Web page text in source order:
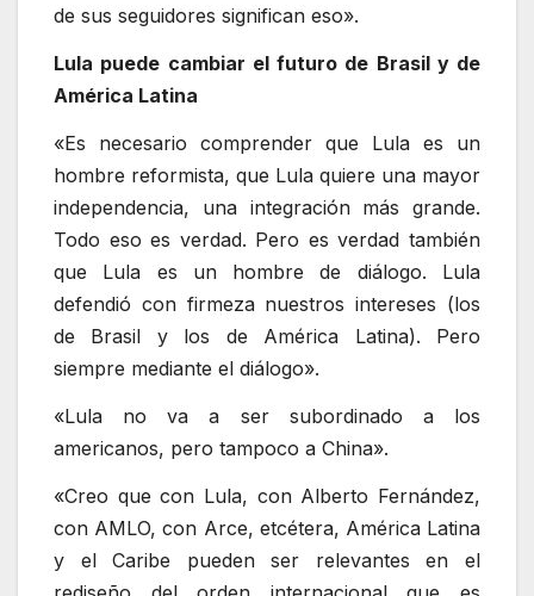
de sus seguidores significan eso».
Lula puede cambiar el futuro de Brasil y de
América Latina
«Es necesario comprender que Lula es un
hombre reformista, que Lula quiere una mayor
independencia, una integración más grande.
Todo eso es verdad. Pero es verdad también
que Lula es un hombre de diálogo. Lula
defendió con firmeza nuestros intereses (los
de Brasil y los de América Latina). Pero
siempre mediante el diálogo».
«Lula no va a ser subordinado a los
americanos, pero tampoco a China».
«Creo que con Lula, con Alberto Fernández,
con AMLO, con Arce, etcétera, América Latina
y el Caribe pueden ser relevantes en el